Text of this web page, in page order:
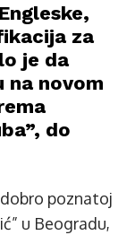
za
je da
na novom
do
poznatoj
u Beogradu,